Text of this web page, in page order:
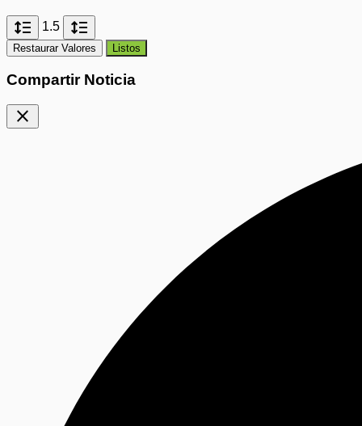
format_line_spacing 1.5 format_line_spacing
Restaurar Valores Listos
Compartir Noticia
close